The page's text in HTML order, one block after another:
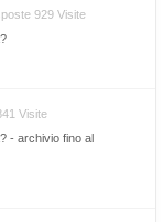
929 Visite
Visite
- archivio fino al